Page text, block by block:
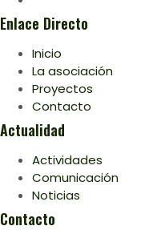
Enlace Directo
Inicio
La asociación
Proyectos
Contacto
Actualidad
Actividades
Comunicación
Noticias
Contacto